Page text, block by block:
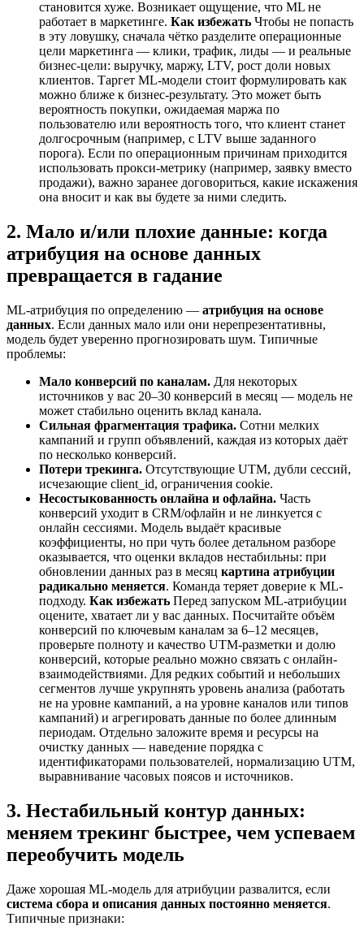
становится хуже. Возникает ощущение, что ML не
работает в маркетинге. Как избежать Чтобы не попасть
в эту ловушку, сначала чётко разделите операционные
цели маркетинга — клики, трафик, лиды — и реальные
бизнес-цели: выручку, маржу, LTV, рост доли новых
клиентов. Таргет ML‑модели стоит формулировать как
можно ближе к бизнес-результату. Это может быть
вероятность покупки, ожидаемая маржа по
пользователю или вероятность того, что клиент станет
долгосрочным (например, с LTV выше заданного
порога). Если по операционным причинам приходится
использовать прокси-метрику (например, заявку вместо
продажи), важно заранее договориться, какие искажения
она вносит и как вы будете за ними следить.
2. Мало и/или плохие данные: когда
атрибуция на основе данных
превращается в гадание
ML-атрибуция по определению — атрибуция на основе
данных. Если данных мало или они нерепрезентативны,
модель будет уверенно прогнозировать шум. Типичные
проблемы:
Мало конверсий по каналам. Для некоторых
источников у вас 20–30 конверсий в месяц — модель не
может стабильно оценить вклад канала.
Сильная фрагментация трафика. Сотни мелких
кампаний и групп объявлений, каждая из которых даёт
по несколько конверсий.
Потери трекинга. Отсутствующие UTM, дубли сессий,
исчезающие client_id, ограничения cookie.
Несостыкованность онлайна и офлайна. Часть
конверсий уходит в CRM/офлайн и не линкуется с
онлайн сессиями. Модель выдаёт красивые
коэффициенты, но при чуть более детальном разборе
оказывается, что оценки вкладов нестабильны: при
обновлении данных раз в месяц картина атрибуции
радикально меняется. Команда теряет доверие к ML-
подходу. Как избежать Перед запуском ML‑атрибуции
оцените, хватает ли у вас данных. Посчитайте объём
конверсий по ключевым каналам за 6–12 месяцев,
проверьте полноту и качество UTM‑разметки и долю
конверсий, которые реально можно связать с онлайн-
взаимодействиями. Для редких событий и небольших
сегментов лучше укрупнять уровень анализа (работать
не на уровне кампаний, а на уровне каналов или типов
кампаний) и агрегировать данные по более длинным
периодам. Отдельно заложите время и ресурсы на
очистку данных — наведение порядка с
идентификаторами пользователей, нормализацию UTM,
выравнивание часовых поясов и источников.
3. Нестабильный контур данных:
меняем трекинг быстрее, чем успеваем
переобучить модель
Даже хорошая ML-модель для атрибуции развалится, если
система сбора и описания данных постоянно меняется.
Типичные признаки: